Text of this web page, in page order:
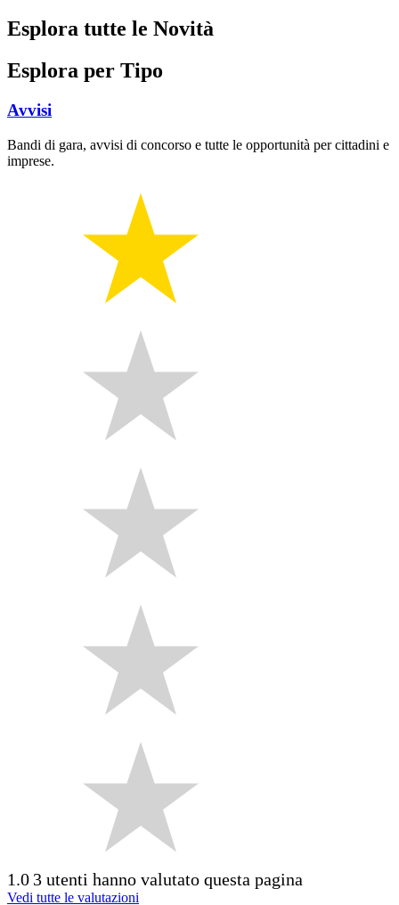
Esplora tutte le Novità
Esplora per Tipo
Avvisi
Bandi di gara, avvisi di concorso e tutte le opportunità per cittadini e
imprese.
1.0 3 utenti hanno valutato questa pagina
Vedi tutte le valutazioni